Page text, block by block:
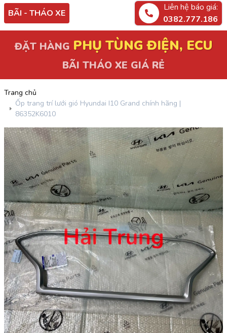
BÃI - THÁO XE
Liên hệ báo giá:
0382.777.186
ĐẶT HÀNGPHỤ TÙNG ĐIỆN, ECU
BÃI THÁO XE GIÁ RẺ
Trang chủ
Ốp trang trí lưới gió Hyundai I10 Grand chính hãng |
86352K6010